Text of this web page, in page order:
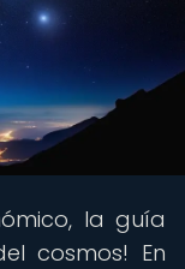
la guía
cosmos! En